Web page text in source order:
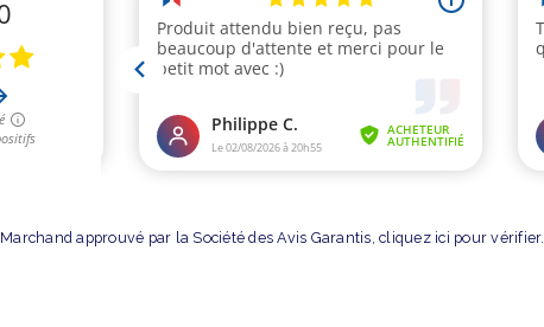
Marchand approuvé par la Société des Avis Garantis, cliquez ici pour vérifier.